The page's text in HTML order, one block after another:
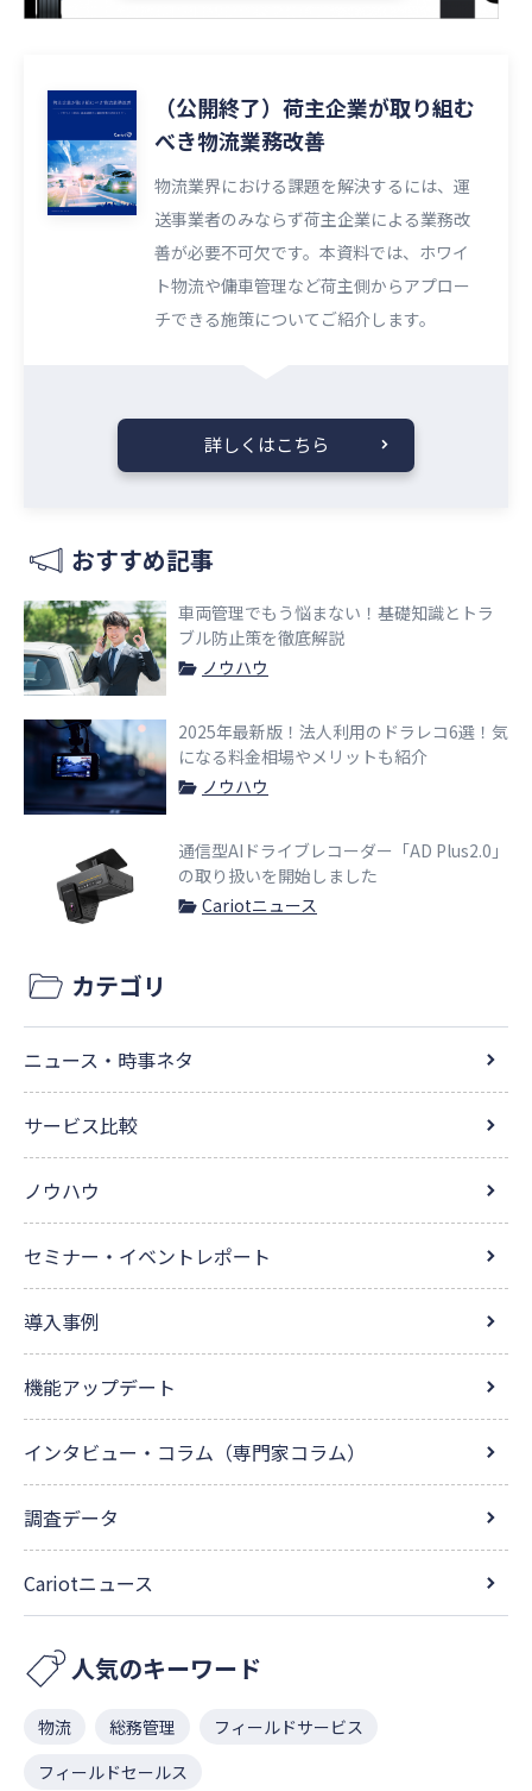
（公開終了）荷主企業が取り組む
べき物流業務改善
物流業界における課題を解決するには、運
送事業者のみならず荷主企業による業務改
善が必要不可欠です。本資料では、ホワイ
ト物流や傭車管理など荷主側からアプロー
チできる施策についてご紹介します。
詳しくはこちら
おすすめ記事
車両管理でもう悩まない！基礎知識とトラ
ブル防止策を徹底解説
ノウハウ
2025年最新版！法人利用のドラレコ6選！気
になる料金相場やメリットも紹介
ノウハウ
通信型AIドライブレコーダー「AD Plus2.0」
の取り扱いを開始しました
Cariotニュース
カテゴリ
ニュース・時事ネタ
サービス比較
ノウハウ
セミナー・イベントレポート
導入事例
機能アップデート
インタビュー・コラム（専門家コラム）
調査データ
Cariotニュース
人気のキーワード
物流 総務管理
フィールドサービス
フィールドセールス